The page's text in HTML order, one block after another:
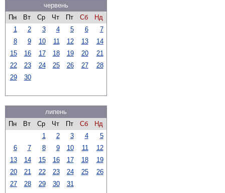
червень
Пн
Вт Ср Чт Пт Сб
Нд
1
2 3 4 5 6
7
8
9 10 11 12 13
14
15
16 17 18 19 20
21
22
23 24 25 26 27
28
29
30
липень
Пн
Вт Ср Чт Пт Сб
Нд
1
2 3 4
5
6
7 8 9 10 11
12
13
14 15 16 17 18
19
20
21 22 23 24 25
26
27
28 29 30 31